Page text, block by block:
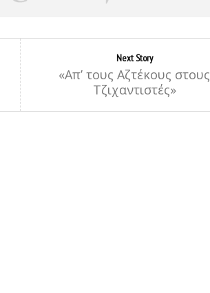
Next Story
«Απ’ τους Αζτέκους στους
Τζιχαντιστές»